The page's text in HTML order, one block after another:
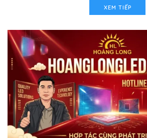
XEM TIẾP